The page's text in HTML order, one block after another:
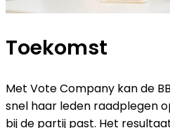
Toekomst
Met Vote Company kan de
snel haar leden raadplegen
bij de partij past. Het